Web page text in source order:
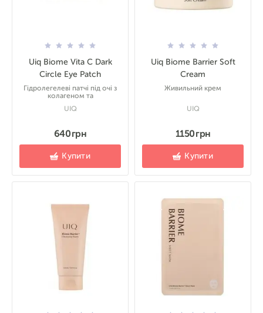
Uiq Biome Vita C Dark
Circle Eye Patch
Гідролегелеві патчі під очі з
колагеном та
UIQ
640 грн
Купити
Uiq Biome Barrier Soft
Cream
Живильний крем
UIQ
1150 грн
Купити